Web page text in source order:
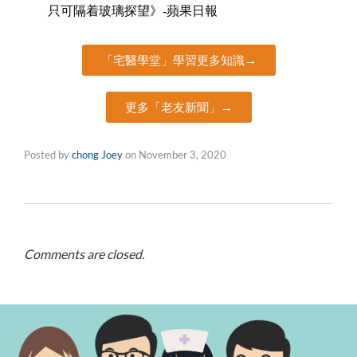
只可隔着玻璃探望》-蘋果日報
「宅醫學堂」學習更多知識→
更多「老友新聞」→
Posted bychong Joeyon November 3, 2020
Comments are closed.